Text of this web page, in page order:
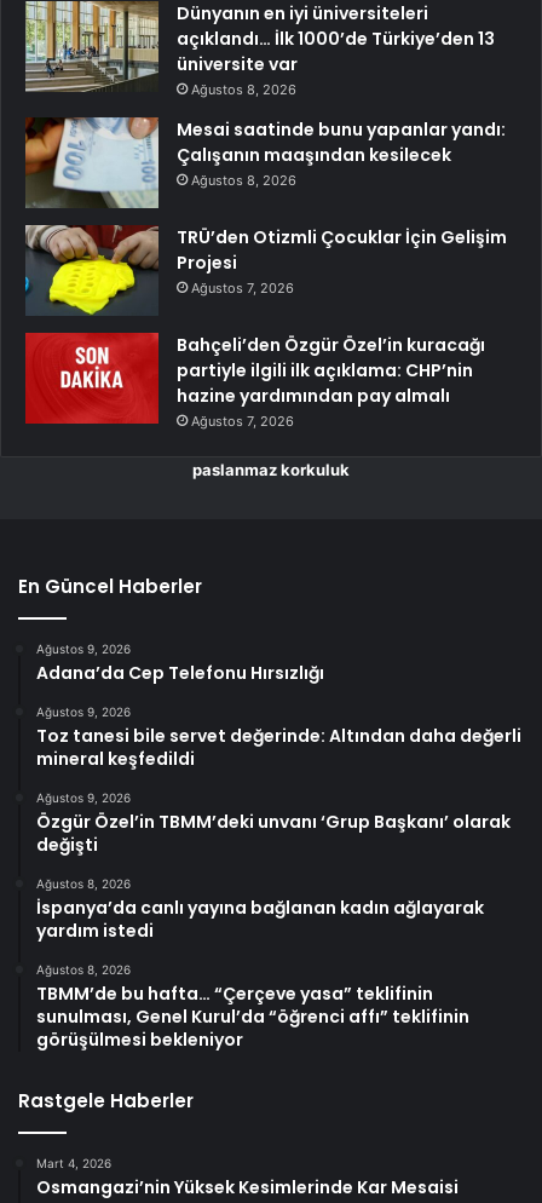
Dünyanın en iyi üniversiteleri
açıklandı… İlk 1000’de Türkiye’den 13
üniversite var
Ağustos 8, 2026
Mesai saatinde bunu yapanlar yandı:
Çalışanın maaşından kesilecek
Ağustos 8, 2026
TRÜ’den Otizmli Çocuklar İçin Gelişim
Projesi
Ağustos 7, 2026
Bahçeli’den Özgür Özel’in kuracağı
partiyle ilgili ilk açıklama: CHP’nin
hazine yardımından pay almalı
Ağustos 7, 2026
paslanmaz korkuluk
En Güncel Haberler
Ağustos 9, 2026
Adana’da Cep Telefonu Hırsızlığı
Ağustos 9, 2026
Toz tanesi bile servet değerinde: Altından daha değerli
mineral keşfedildi
Ağustos 9, 2026
Özgür Özel’in TBMM’deki unvanı ‘Grup Başkanı’ olarak
değişti
Ağustos 8, 2026
İspanya’da canlı yayına bağlanan kadın ağlayarak
yardım istedi
Ağustos 8, 2026
TBMM’de bu hafta… “Çerçeve yasa” teklifinin
sunulması, Genel Kurul’da “öğrenci affı” teklifinin
görüşülmesi bekleniyor
Rastgele Haberler
Mart 4, 2026
Osmangazi’nin Yüksek Kesimlerinde Kar Mesaisi